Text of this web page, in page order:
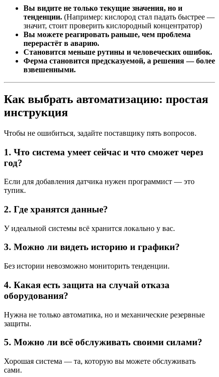
Вы видите не только текущие значения, но и
тенденции. (Например: кислород стал падать быстрее —
значит, стоит проверить кислородный концентратор)
Вы можете реагировать раньше, чем проблема
перерастёт в аварию.
Становится меньше рутины и человеческих ошибок.
Ферма становится предсказуемой, а решения — более
взвешенными.
Как выбрать автоматизацию: простая
инструкция
Чтобы не ошибиться, задайте поставщику пять вопросов.
1. Что система умеет сейчас и что сможет через
год?
Если для добавления датчика нужен программист — это
тупик.
2. Где хранятся данные?
У идеальной системы всё хранится локально у вас.
3. Можно ли видеть историю и графики?
Без истории невозможно мониторить тенденции.
4. Какая есть защита на случай отказа
оборудования?
Нужна не только автоматика, но и механические резервные
защиты.
5. Можно ли всё обслуживать своими силами?
Хорошая система — та, которую вы можете обслуживать
сами.